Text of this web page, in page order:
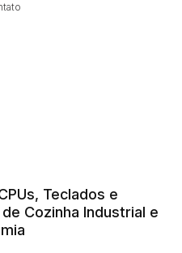
Teclados e
Cozinha Industrial e